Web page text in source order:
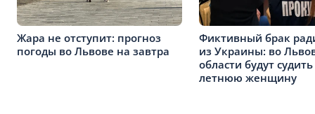
Жара не отступит: прогноз
погоды во Львове на завтра
Фиктивный брак
из Украины: во
области будут
летнюю женщину